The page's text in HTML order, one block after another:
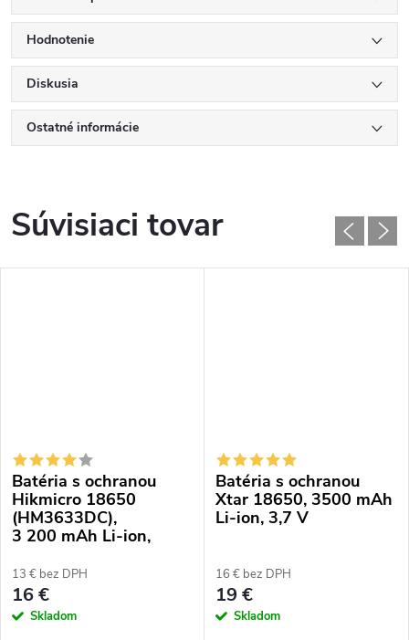
Hodnotenie
Diskusia
Ostatné informácie
Súvisiaci tovar
Batéria s ochranou
Hikmicro 18650
(HM3633DC),
3 200 mAh Li-ion,
13 € bez DPH
16 €
Skladom
Batéria s ochranou
Xtar 18650, 3500 mAh
Li-ion, 3,7 V
16 € bez DPH
19 €
Skladom